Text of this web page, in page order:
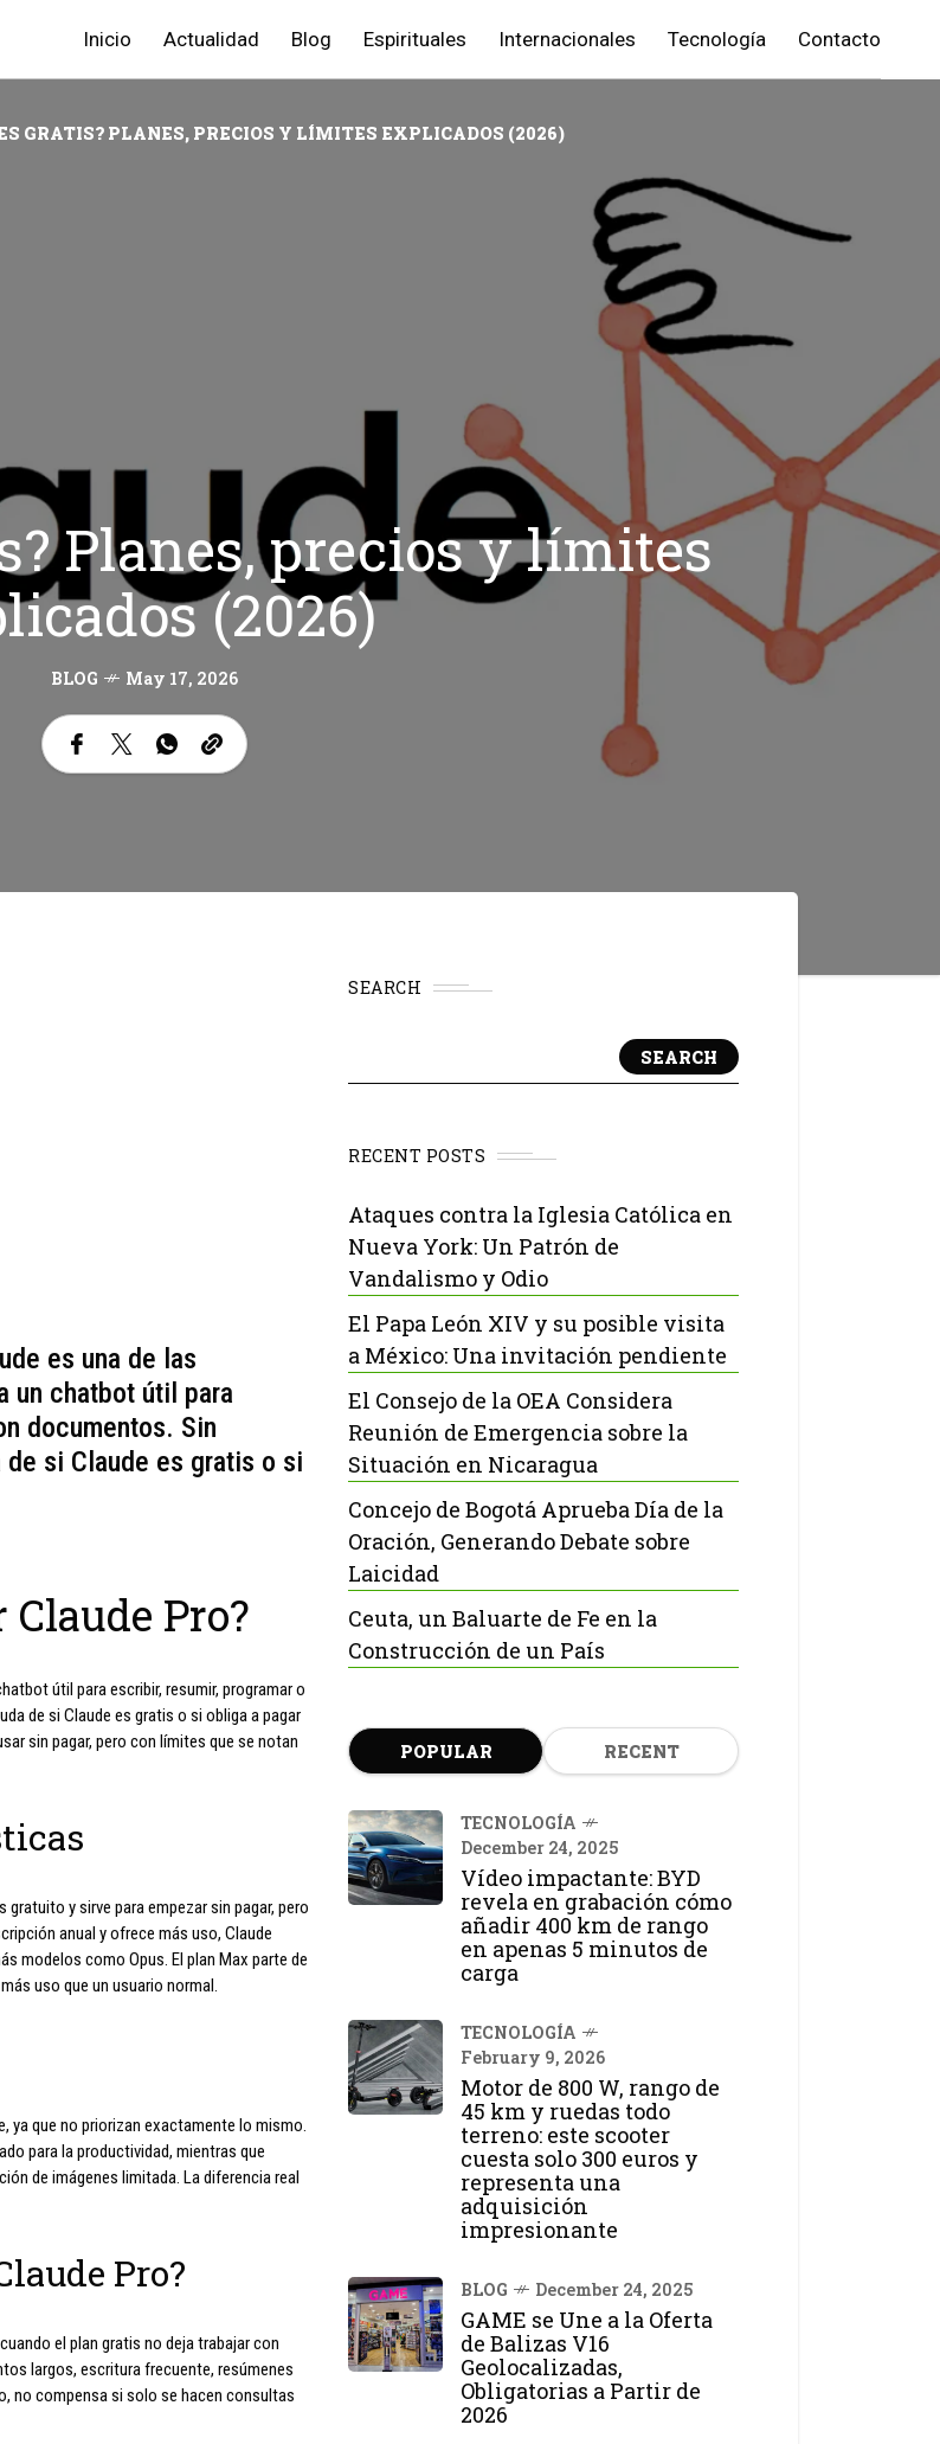
Inicio Actualidad Blog Espirituales Internacionales Tecnología Contacto
GRATIS? PLANES, PRECIOS Y LÍMITES EXPLICADOS (2026)
Planes, precios y límites
(2026)
BLOG May 17, 2026
es una de las
un chatbot útil para
documentos. Sin
si Claude es gratis o si
Pro?
útil para escribir, resumir, programar o
de si Claude es gratis o si obliga a pagar
sin pagar, pero con límites que se notan
gratuito y sirve para empezar sin pagar, pero
anual y ofrece más uso, Claude
modelos como Opus. El plan Max parte de
uso que un usuario normal.
ya que no priorizan exactamente lo mismo.
para la productividad, mientras que
de imágenes limitada. La diferencia real
Pro?
el plan gratis no deja trabajar con
largos, escritura frecuente, resúmenes
no compensa si solo se hacen consultas
SEARCH
SEARCH
RECENT POSTS
Ataques contra la Iglesia Católica en
Nueva York: Un Patrón de
Vandalismo y Odio
El Papa León XIV y su posible visita
a México: Una invitación pendiente
El Consejo de la OEA Considera
Reunión de Emergencia sobre la
Situación en Nicaragua
Concejo de Bogotá Aprueba Día de la
Oración, Generando Debate sobre
Laicidad
Ceuta, un Baluarte de Fe en la
Construcción de un País
POPULAR RECENT
TECNOLOGÍA
December 24, 2025
Vídeo impactante: BYD
revela en grabación cómo
añadir 400 km de rango
en apenas 5 minutos de
carga
TECNOLOGÍA
February 9, 2026
Motor de 800 W, rango de
45 km y ruedas todo
terreno: este scooter
cuesta solo 300 euros y
representa una
adquisición
impresionante
BLOG December 24, 2025
GAME se Une a la Oferta
de Balizas V16
Geolocalizadas,
Obligatorias a Partir de
2026